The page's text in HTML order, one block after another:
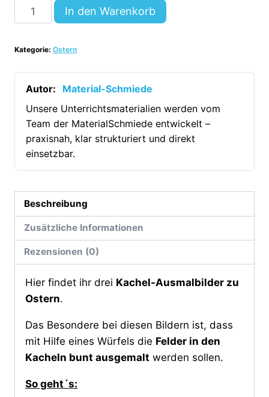
Ausmalbilder:
Kachelbilder
Ostern
[Digital]
Menge
In den Warenkorb
Kategorie: Ostern
Autor:
Material-Schmiede
Unsere Unterrichtsmaterialien werden vom
Team der MaterialSchmiede entwickelt –
praxisnah, klar strukturiert und direkt
einsetzbar.
Beschreibung
Zusätzliche Informationen
Rezensionen (0)
Hier findet ihr drei Kachel-Ausmalbilder zu
Ostern.
Das Besondere bei diesen Bildern ist, dass
mit Hilfe eines Würfels die Felder in den
Kacheln bunt ausgemalt werden sollen.
So geht´s: